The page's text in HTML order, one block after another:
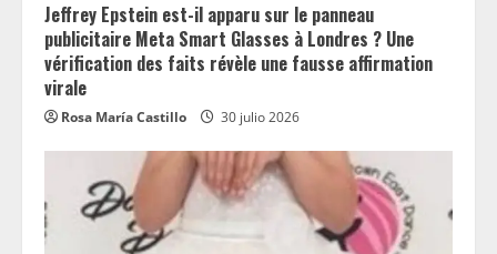
Jeffrey Epstein est-il apparu sur le panneau
publicitaire Meta Smart Glasses à Londres ? Une
vérification des faits révèle une fausse affirmation
virale
Rosa María Castillo 30 julio 2026